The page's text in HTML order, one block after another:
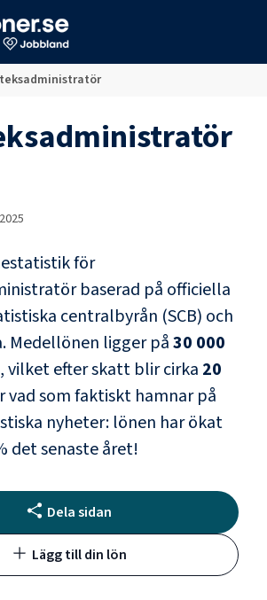
för
baserad på officiella
centralbyrån (SCB) och
. Medellönen ligger på30 000
vilket efter skatt blir cirka 20
vad som faktiskt hamnar på
nyheter: lönen har ökat
det senaste året!
Dela sidan
Lägg till din lön